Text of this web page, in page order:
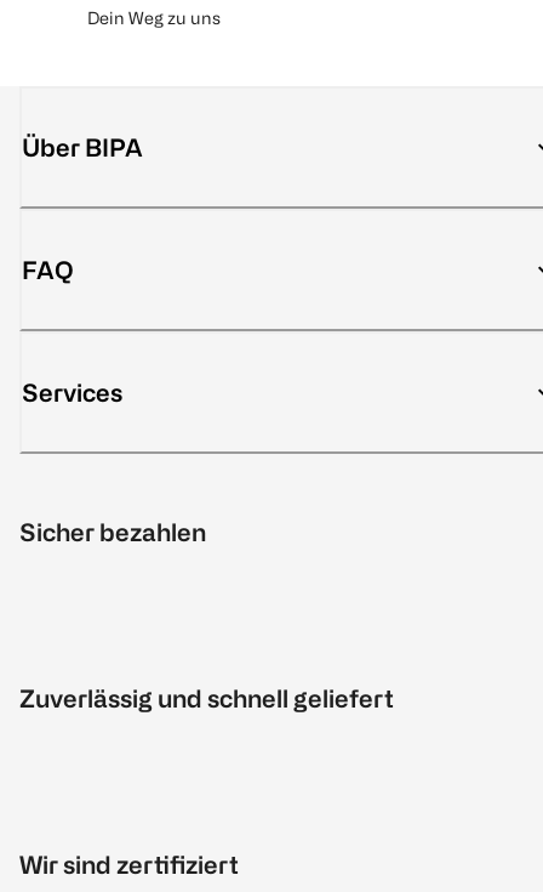
Dein Weg zu uns
Über BIPA
FAQ
Services
Sicher bezahlen
Zuverlässig und schnell geliefert
Wir sind zertifiziert